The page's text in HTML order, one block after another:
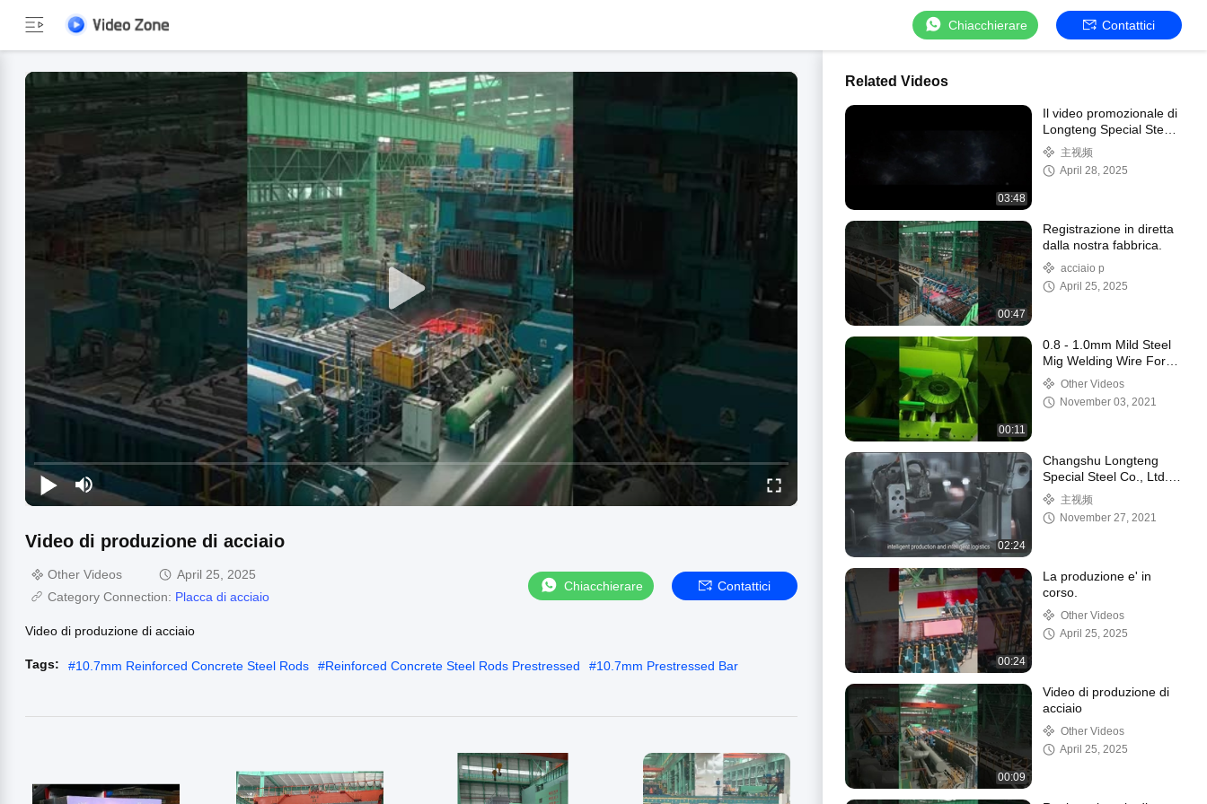
Chiacchierare Contattici
Video di produzione di acciaio
Other Videos
April 25, 2025
Category Connection: Placca di acciaio
Chiacchierare Contattici
Video di produzione di acciaio
Tags: #10.7mm Reinforced Concrete Steel Rods #Reinforced Concrete Steel Rods Prestressed #10.7mm Prestressed Bar
Related Videos
03:48
Il video promozionale di
Longteng Special Steel
Group主视频
April 28, 2025
00:47
Registrazione in diretta
dalla nostra fabbrica.
acciaio p
April 25, 2025
00:11
0.8 - 1.0mm Mild Steel
Mig Welding Wire For
Auto Body
Other Videos
November 03, 2021
02:24
Changshu Longteng
Special Steel Co., Ltd.
Factory Tour
主视频
November 27, 2021
00:24
La produzione e' in
corso.
Other Videos
April 25, 2025
00:09
Video di produzione di
acciaio
Other Videos
April 25, 2025